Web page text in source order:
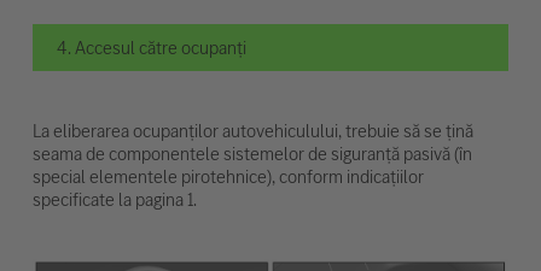
4. Accesul către ocupanți
La eliberarea ocupanților autovehiculului, trebuie să se țină
seama de componentele sistemelor de siguranță pasivă (în
special elementele pirotehnice), conform indicațiilor
specificate la pagina 1.